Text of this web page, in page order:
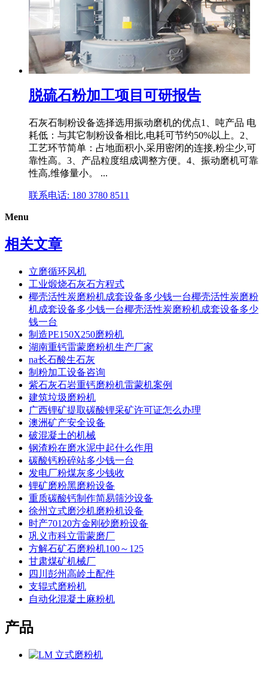
脱硫石粉加工项目可研报告
石灰石制粉设备选择选用振动磨机的优点1、吨产品 电
耗低：与其它制粉设备相比,电耗可节约50%以上。2、
工艺环节简单：占地面积小,采用密闭的连接,粉尘少,可
靠性高。3、产品粒度组成调整方便。4、振动磨机可靠
性高,维修量小。 ...
联系电话: 180 3780 8511
Menu
相关文章
立磨循环风机
工业煅烧石灰石方程式
椰壳活性炭磨粉机成套设备多少钱一台椰壳活性炭磨粉
机成套设备多少钱一台椰壳活性炭磨粉机成套设备多少
钱一台
制造PE150X250磨粉机
湖南重钙雷蒙磨粉机生产厂家
na长石酸生石灰
制粉加工设备咨询
紫石灰石岩重钙磨粉机雷蒙机案例
建筑垃圾磨粉机
广西锂矿提取碳酸锂采矿许可证怎么办理
澳洲矿产安全设备
破混凝土的机械
钢渣粉在磨水泥中起什么作用
碳酸钙粉碎站多少钱一台
发电厂粉煤灰多少钱收
锂矿磨粉黑磨粉设备
重质碳酸钙制作简易筛沙设备
徐州立式磨沙机磨粉机设备
时产70120方金刚砂磨粉设备
巩义市科立雷蒙磨厂
方解石矿石磨粉机100～125
甘肃煤矿机械厂
四川彭州高岭土配件
支辊式磨粉机
自动化混凝土麻粉机
产品